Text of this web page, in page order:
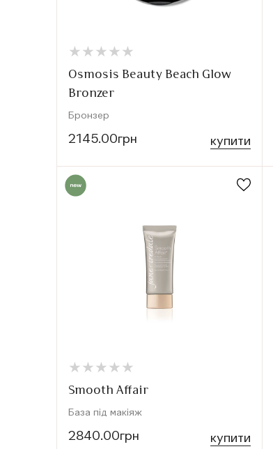
★
★ ★
★ ★
★ ★
★ ★
★
Osmosis Beauty Beach Glow
Bronzer
Бронзер
2145.00грн купити
★
★ ★
★ ★
★ ★
★ ★
★
Smooth Affair
База під макіяж
2840.00грн купити